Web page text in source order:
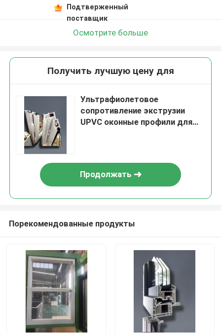
Подтверженный
поставщик
Осмотрите больше
Получить лучшую цену для
Ультрафиолетовое
сопротивление экструзии
UPVC оконные профили для
Продолжать
Порекомендованные продукты